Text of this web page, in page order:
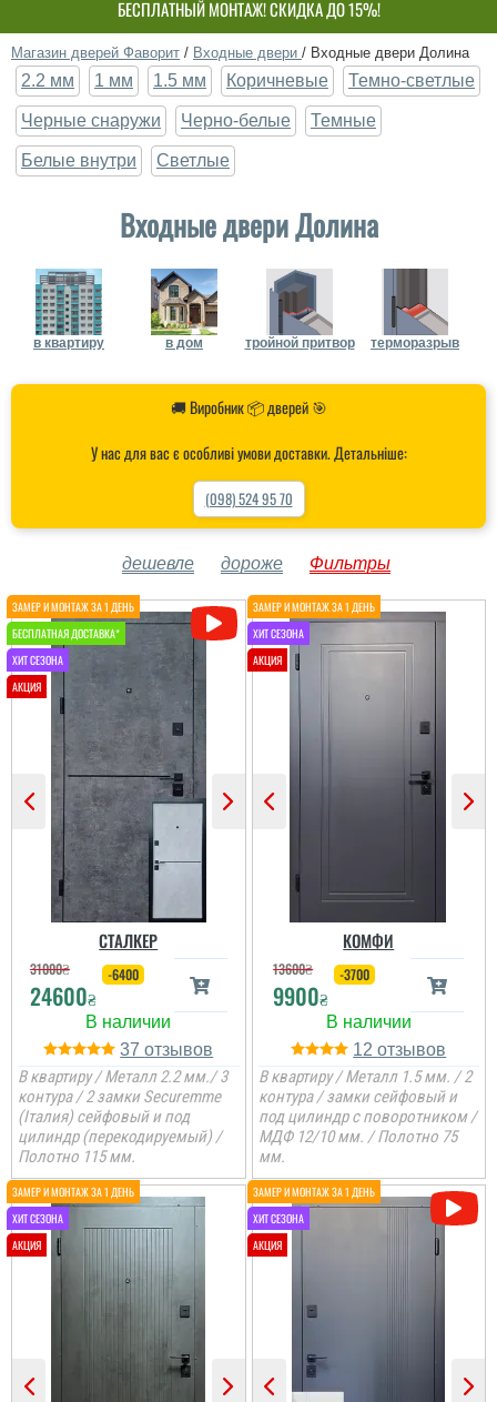
БЕСПЛАТНЫЙ МОНТАЖ! СКИДКА ДО 15%!
СОБСТВЕННОЕ ПРОИЗВОДСТВО-НЕ ПЕРЕПЛАЧИВАЙ!
Магазин дверей Фаворит / Входные двери / Входные двери Долина
2.2 мм 1 мм 1.5 мм Коричневые Темно-светлые
Черные снаружи Черно-белые Темные
Белые внутри Светлые
Входные двери Долина
в квартиру в дом тройной притвор терморазрыв
🚚 Виробник 📦 дверей 🎯
У нас для вас є особливі умови доставки. Детальніше:
(098) 524 95 70
дешевле дороже Фильтры
СТАЛКЕР
31000₴
24600₴
-6400
37
В квартиру / Металл 2.2 мм./ 3
контура / 2 замки Securemme
(Італия) сейфовый и под
цилиндр (перекодируемый) /
Полотно 115 мм.
КОМФИ
13600₴
9900₴
-3700
12
В квартиру / Металл 1.5 мм. / 2
контура / замки сейфовый и
под цилиндр с поворотником /
МДФ 12/10 мм. / Полотно 75
мм.